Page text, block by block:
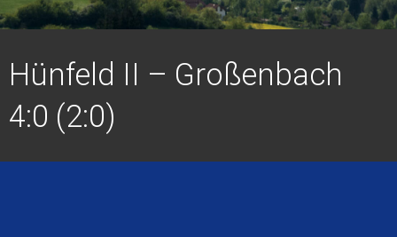
Hünfeld II – Großenbach
4:0 (2:0)